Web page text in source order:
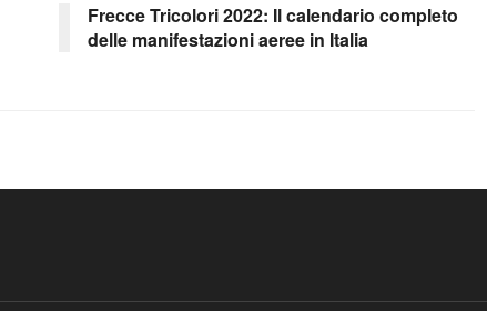
Frecce Tricolori 2022: Il calendario completo
delle manifestazioni aeree in Italia